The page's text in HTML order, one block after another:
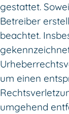
gestattet.
Betreiber
beachtet.
um einen
umgehend